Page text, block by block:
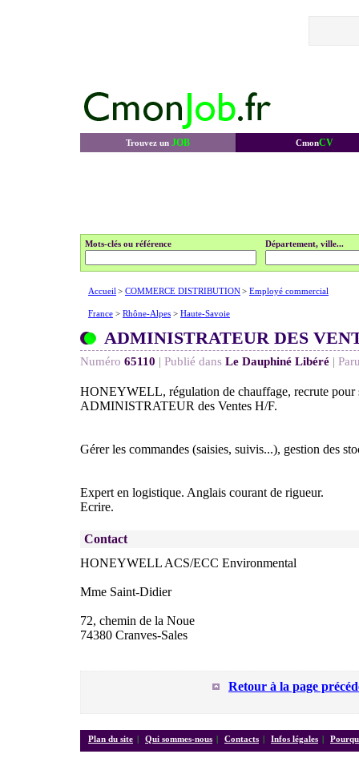
Trouvez un JOB CmonCV
Mots-clés ou référence Département, ville...
Accueil > COMMERCE DISTRIBUTION> Employé commercial
France > Rhône-Alpes > Haute-Savoie
ADMINISTRATEUR DES
Numéro 65110 | Publié dans Le Dauphiné Libéré |
HONEYWELL, régulation de chauffage, recrute pour
ADMINISTRATEUR des Ventes H/F.
Gérer les commandes (saisies, suivis...), gestion des
Expert en logistique. Anglais courant de rigueur.
Ecrire.
Contact
HONEYWELL ACS/ECC Environmental
Mme Saint-Didier
72, chemin de la Noue
74380 Cranves-Sales
Retour à la page
Plan du site | Qui sommes-nous | Contacts | Infos légales |